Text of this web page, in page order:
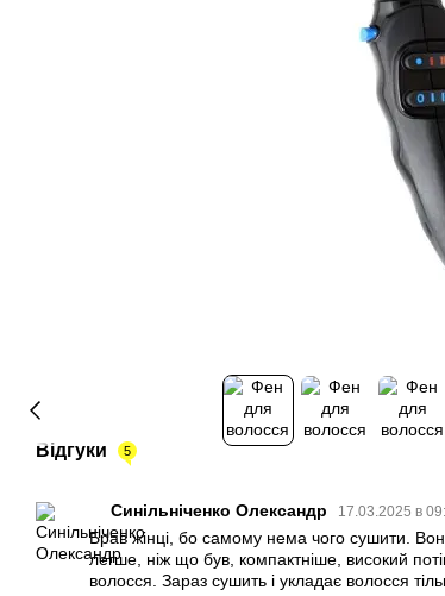
Відгуки 5
Синільніченко Олександр 17.03.2025 в
Брав жінці, бо самому нема чого сушити.
легше, ніж що був, компактніше, високий
волосся. Зараз сушить і укладає волосся